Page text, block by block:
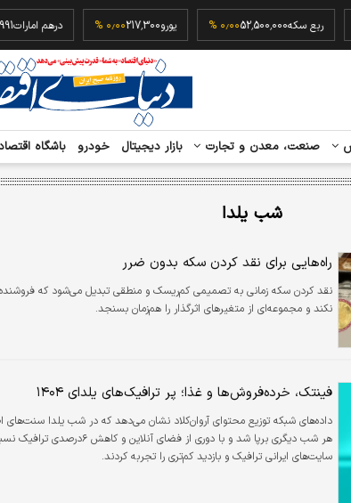
ربع سکه52,500,000 یورو217,300 درهم
صنعت، معدن و تجارت بازار دیجیتال خودرو باشگاه
شب یلدا
راه‌هایی برای نقد کردن سکه بدون ضرر
نقد کردن سکه زمانی به تصمیمی کم‌ریسک و منطقی تبدیل می‌شود که
نکند و مجموعه‌ای از متغیرهای اثرگذار را هم‌زمان بسنجد.
فینتک، خرده‌فروش‌ها و غذا؛ پر ترافیک‌های یلدای ۱۴۰۴
داده‌های شبکه توزیع محتوای آروان‌کلاد نشان می‌دهد که در شب یلدا سنت‌های
هر شب دیگری برپا شد و با دوری از فضای
سایت‌های ایرانی ترافیک و بازدید کم‌تری را تجربه کردند.